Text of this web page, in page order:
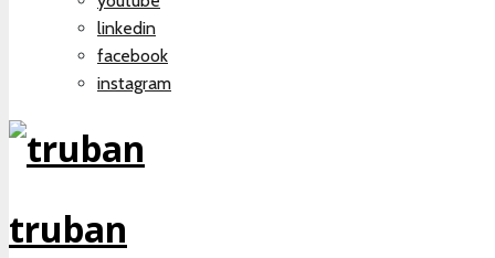
linkedin
facebook
instagram
truban